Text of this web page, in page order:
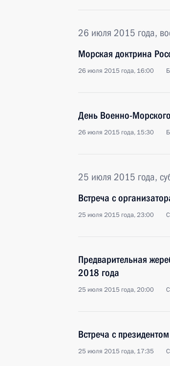
26 июля 2015 года,
Морская доктрина
26 июля 2015 года, 16:00
День Военно-
26 июля 2015 года, 15:30
25 июля 2015 года,
Встреча с
25 июля 2015 года, 23:00
Предварительная
2018 года
25 июля 2015 года, 20:00
Встреча с
25 июля 2015 года, 17:35